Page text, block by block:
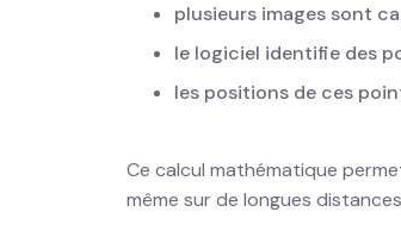
plusieurs images sont
le logiciel identifie des
les positions de ces
Ce calcul mathématique
même sur de longues